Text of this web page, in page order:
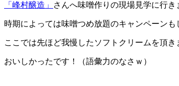
「峰村醸造」 さんへ味噌作りの現場見学に行き
時期によっては味噌つめ放題のキャンペーン
ここでは先ほど我慢したソフトクリームを頂き
おいしかったです！（語彙力のなさｗ）